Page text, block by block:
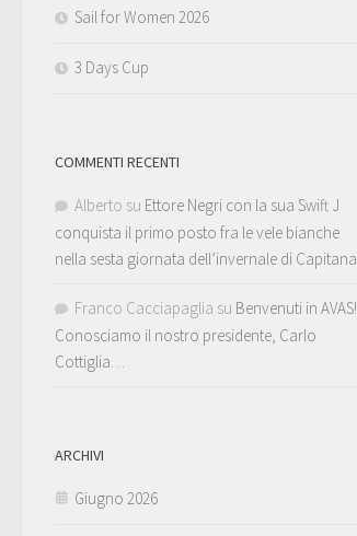
Sail for Women 2026
3 Days Cup
COMMENTI RECENTI
Alberto su Ettore Negri con la sua Swift J
conquista il primo posto fra le vele bianche
nella sesta giornata dell’invernale di Capitana
Franco Cacciapaglia su Benvenuti in AVAS!
Conosciamo il nostro presidente, Carlo
Cottiglia…
ARCHIVI
Giugno 2026